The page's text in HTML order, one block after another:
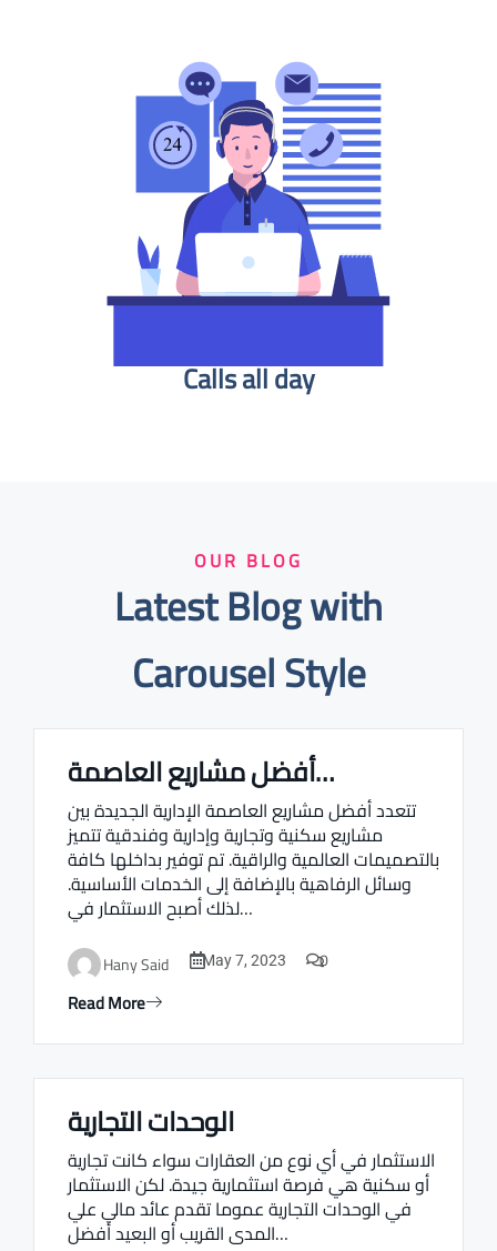
Calls all day
OUR BLOG
Latest Blog with
Carousel Style
Real estate Estate ville أفضل مشاريع العاصمة…
تتعدد أفضل مشاريع العاصمة الإدارية الجديدة بين
مشاريع سكنية وتجارية وإدارية وفندقية تتميز
بالتصميمات العالمية والراقية. تم توفير بداخلها كافة
وسائل الرفاهية بالإضافة إلى الخدمات الأساسية.
لذلك أصبح الاستثمار في…
Hany Said May 7, 2023 0
Read More
Real estate Estate ville
الوحدات التجارية
الاستثمار في أي نوع من العقارات سواء كانت تجارية
أو سكنية هي فرصة استثمارية جيدة. لكن الاستثمار
في الوحدات التجارية عموما تقدم عائد مالي علي
المدى القريب أو البعيد أفضل…